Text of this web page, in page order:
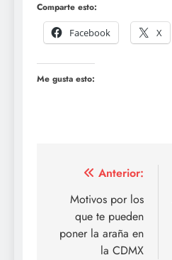
Comparte esto:
Facebook
X
Me gusta esto:
Navegación
de
entradas
Anterior:
Motivos por los
que te pueden
poner la araña en
la CDMX